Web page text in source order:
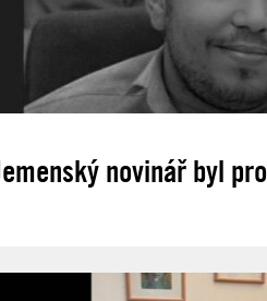
novinář byl